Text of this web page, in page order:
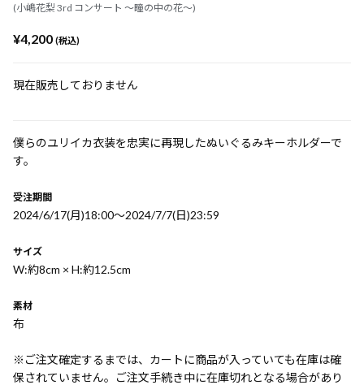
(小嶋花梨 3rd コンサート 〜瞳の中の花〜)
¥4,200 (税込)
現在販売しておりません
僕らのユリイカ衣装を忠実に再現したぬいぐるみキーホルダーで
す。
受注期間
2024/6/17(月)18:00〜2024/7/7(日)23:59
サイズ
W:約8cm × H:約12.5cm
素材
布
※ご注文確定するまでは、カートに商品が入っていても在庫は確
保されていません。ご注文手続き中に在庫切れとなる場合があり